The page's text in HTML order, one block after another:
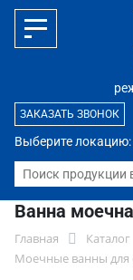
Выберите локацию:
ЗАКАЗАТЬ ЗВОНОК
Ванна
Главная Каталог
Моечные ванны для